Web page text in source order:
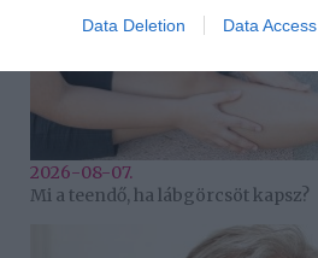
Data Deletion Data Access
2026-08-07.
Mi a teendő, ha lábgörcsöt kapsz?